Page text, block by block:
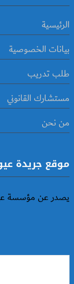
الرئيسية
بيانات الخصوصية
طلب تدريب
مستشارك القانوني
من نحن
موقع جريدة
يصدر عن مؤسسة